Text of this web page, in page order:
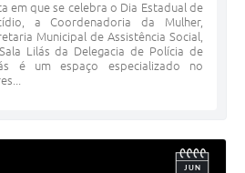
em que se celebra o Dia Estadual de
a Coordenadoria da Mulher,
Municipal de Assistência Social,
Lilás da Delegacia de Polícia de
é um espaço especializado no
JUN